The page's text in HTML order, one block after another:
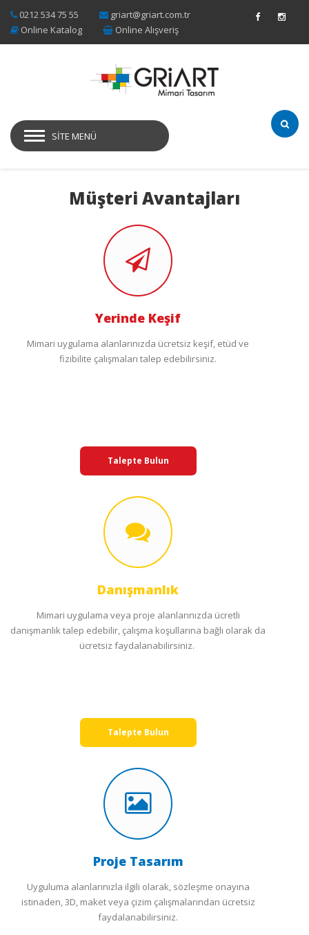
0212 534 75 55
griart@griart.com.tr
Online Katalog
Online Alışveriş
SITE MENÜ
Müşteri Avantajları
Yerinde Keşif
Mimari uygulama alanlarınızda ücretsiz keşif, etüd ve
fizibilite çalışmaları talep edebilirsiniz.
Talepte Bulun
Danışmanlık
Mimari uygulama veya proje alanlarınızda ücretli
danışmanlık talep edebilir, çalışma koşullarına bağlı olarak da
ücretsiz faydalanabilirsiniz.
Talepte Bulun
Proje Tasarım
Uyguluma alanlarınızla ilgili olarak, sözleşme onayına
istinaden, 3D, maket veya çizim çalışmalarından ücretsiz
faydalanabilirsiniz.